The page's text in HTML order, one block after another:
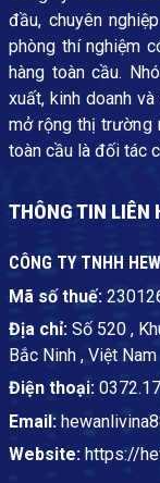
đầu, chuyên
phòng thí nghiệm
hàng toàn cầu.
xuất, kinh doanh
mở rộng thị trường
toàn cầu là đối tác
THÔNG TIN LIÊN
CÔNG TY TNHH
Mã số thuế:
Địa chỉ: Số 520 ,
Bắc Ninh , Việt Nam
Điện thoại:
Email:
Website: https://